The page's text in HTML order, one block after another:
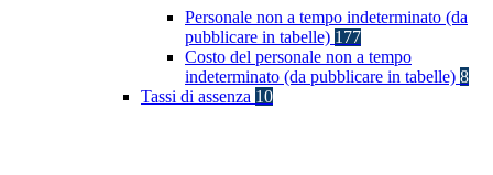
Personale non a tempo indeterminato (da
pubblicare in tabelle) 177
Costo del personale non a tempo
indeterminato (da pubblicare in tabelle) 8
Tassi di assenza 10